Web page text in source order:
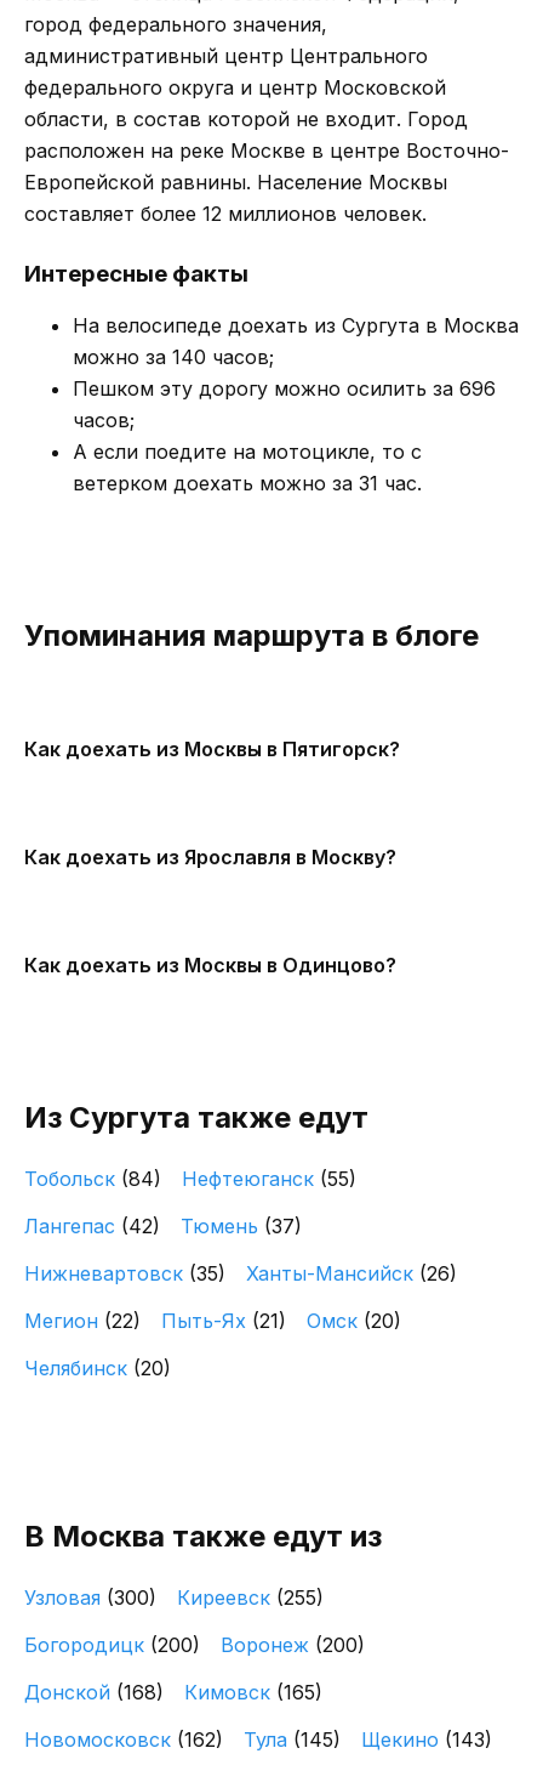
город федерального значения,
административный центр Центрального
федерального округа и центр Московской
области, в состав которой не входит. Город
расположен на реке Москве в центре Восточно-
Европейской равнины. Население Москвы
составляет более 12 миллионов человек.
Интересные факты
На велосипеде доехать из Сургута в Москва
можно за 140 часов;
Пешком эту дорогу можно осилить за 696
часов;
А если поедите на мотоцикле, то с
ветерком доехать можно за 31 час.
Упоминания маршрута в блоге
Как доехать из Москвы в Пятигорск?
Как доехать из Ярославля в Москву?
Как доехать из Москвы в Одинцово?
Из Сургута также едут
Тобольск (84) Нефтеюганск (55)
Лангепас (42) Тюмень (37)
Нижневартовск (35) Ханты-Мансийск (26)
Мегион (22) Пыть-Ях (21) Омск (20)
Челябинск (20)
В Москва также едут из
Узловая (300) Киреевск (255)
Богородицк (200) Воронеж (200)
Донской (168) Кимовск (165)
Новомосковск (162) Тула (145) Щекино (143)